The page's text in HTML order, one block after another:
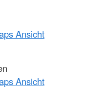
Ansicht
Ansicht